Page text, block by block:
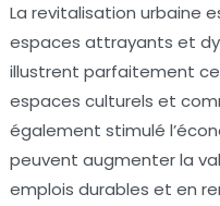
La revitalisation urbaine
espaces attrayants et
illustrent parfaitement ce
espaces culturels et
également stimulé
peuvent augmenter la
emplois durables et en